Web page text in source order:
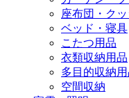
座布団・ク
ベッド・寝具
こたつ用品
衣類収納用品
多目的収納
空間収納